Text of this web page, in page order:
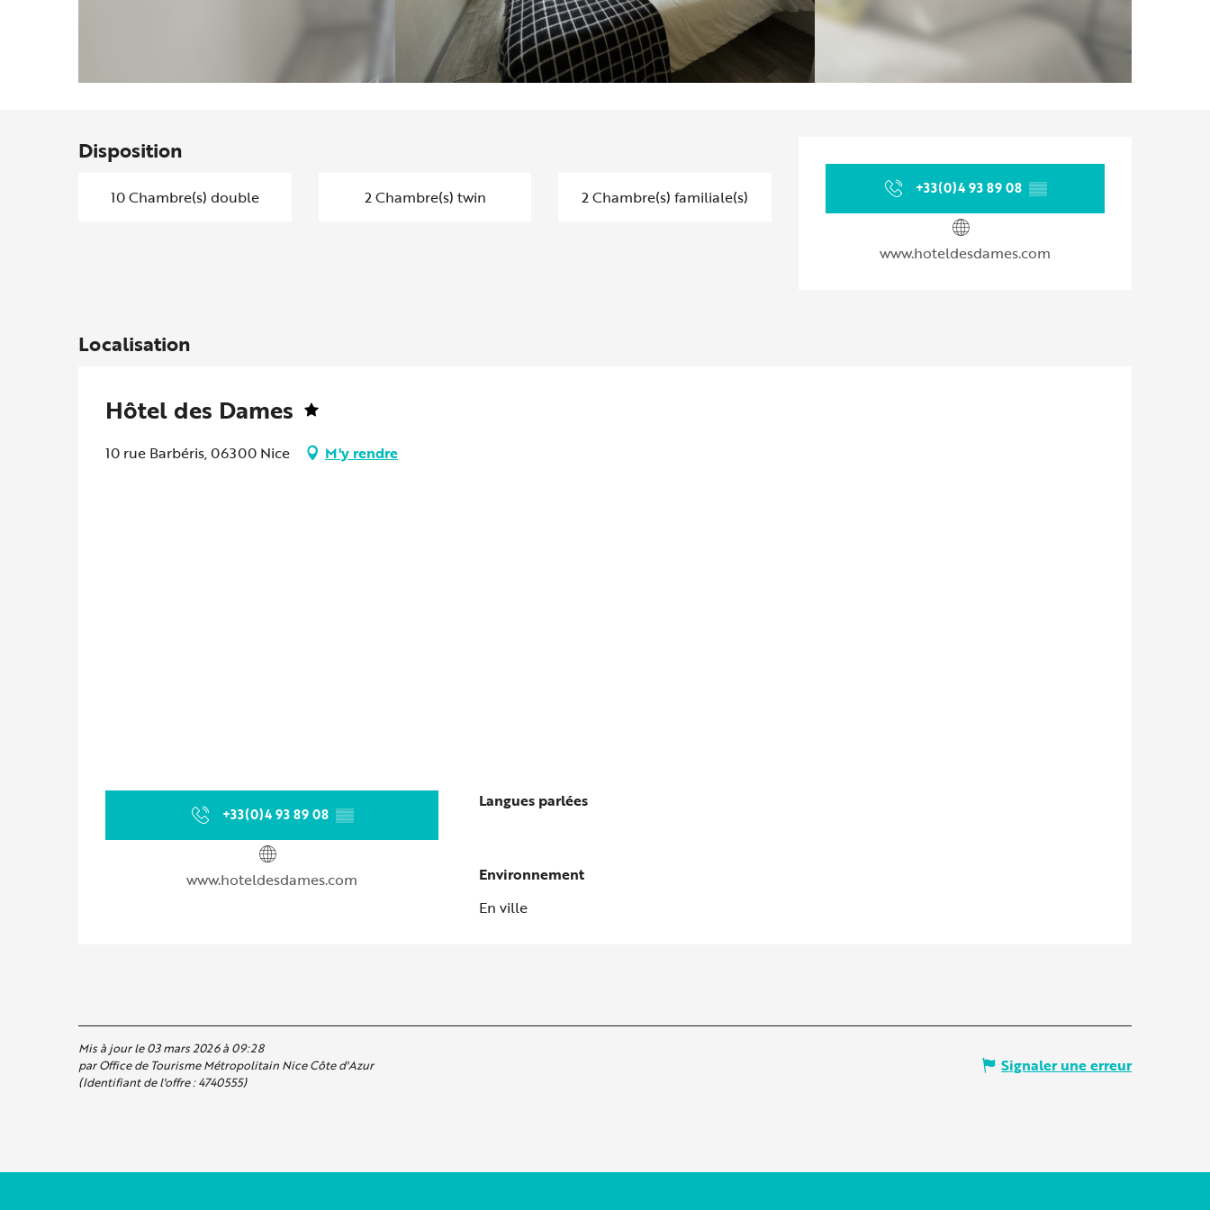
Ouverture et coordonnées
+33(0)4 93 89 08 ▒▒
www.hoteldesdames.com
Disposition
10 Chambre(s) double 2 Chambre(s) twin 2 Chambre(s) familiale(s)
Localisation
Hôtel des Dames
10 rue Barbéris, 06300 Nice M'y rendre
+33(0)4 93 89 08 ▒▒
www.hoteldesdames.com
Langues parlées
Langues parlées
Environnement
Environnement
En ville
Mis à jour le 03 mars 2026 à 09:28
par Office de Tourisme Métropolitain Nice Côte d'Azur
(Identifiant de l'offre :4740555)
Signaler une erreur